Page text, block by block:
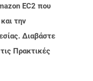
EC2 που
την
Διαβάστε
Πρακτικές